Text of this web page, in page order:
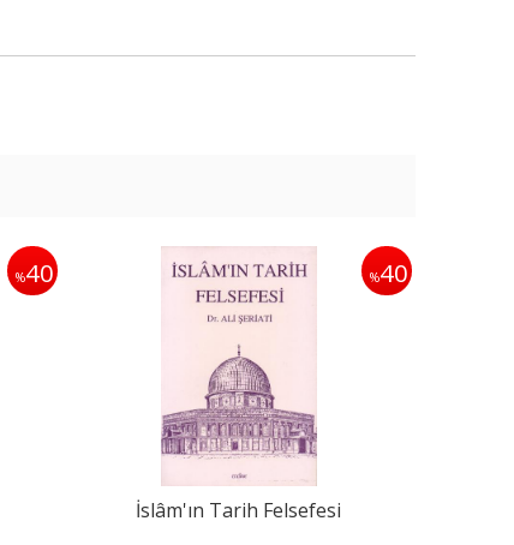
%40 %40
İslâm'ın Tarih Felsefesi